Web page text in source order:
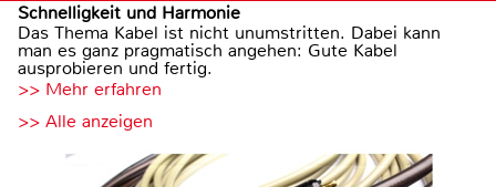
Schnelligkeit und Harmonie
Das Thema Kabel ist nicht unumstritten. Dabei kann
man es ganz pragmatisch angehen: Gute Kabel
ausprobieren und fertig.
>> Mehr erfahren
>> Alle anzeigen